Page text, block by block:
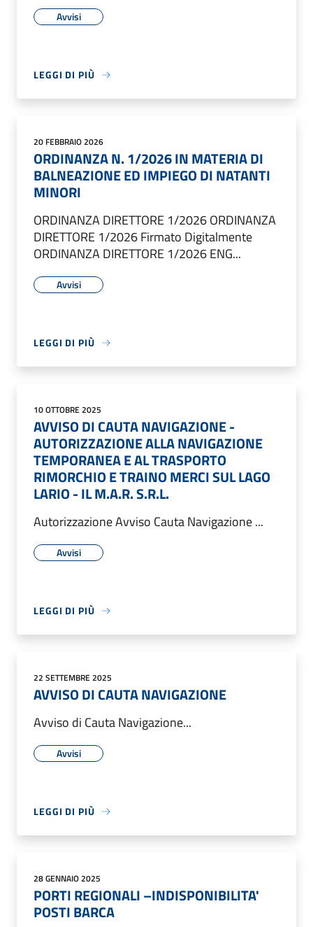
Avvisi
LEGGI DI PIÙ
20 FEBBRAIO 2026
ORDINANZA N. 1/2026 IN MATERIA DI
BALNEAZIONE ED IMPIEGO DI NATANTI
MINORI
ORDINANZA DIRETTORE 1/2026 ORDINANZA
DIRETTORE 1/2026 Firmato Digitalmente
ORDINANZA DIRETTORE 1/2026 ENG...
Avvisi
LEGGI DI PIÙ
10 OTTOBRE 2025
AVVISO DI CAUTA NAVIGAZIONE -
AUTORIZZAZIONE ALLA NAVIGAZIONE
TEMPORANEA E AL TRASPORTO
RIMORCHIO E TRAINO MERCI SUL LAGO
LARIO - IL M.A.R. S.R.L.
Autorizzazione Avviso Cauta Navigazione ...
Avvisi
LEGGI DI PIÙ
22 SETTEMBRE 2025
AVVISO DI CAUTA NAVIGAZIONE
Avviso di Cauta Navigazione...
Avvisi
LEGGI DI PIÙ
28 GENNAIO 2025
PORTI REGIONALI –INDISPONIBILITA'
POSTI BARCA